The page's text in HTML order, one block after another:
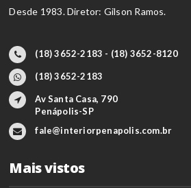
Desde 1983. Diretor: Gilson Ramos.
(18) 3652-2183 - (18) 3652-8120
(18) 3652-2183
Av Santa Casa, 790
Penápolis-SP
fale@interiorpenapolis.com.br
Mais vistos